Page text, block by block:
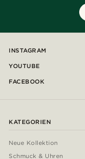
INSTAGRAM
YOUTUBE
FACEBOOK
KATEGORIEN
Neue Kollektion
Schmuck & Uhren